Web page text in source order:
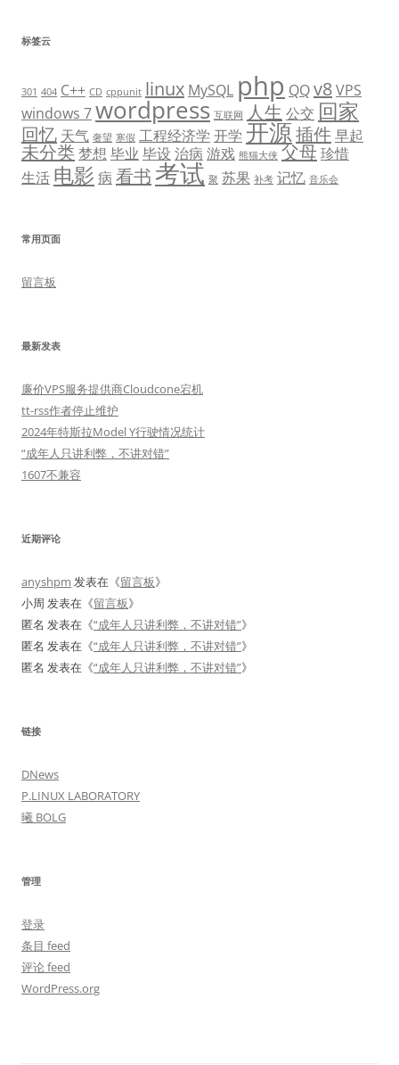
标签云
301 404 C++ CD cppunit linux MySQL php QQv8VPS
windows 7wordpress 互联网 人生 公交 回家
回忆 天气 奢望 寒假 工程经济学 开学 开源插件早起
未分类 梦想毕业毕设 治病 游戏 熊猫大侠 父母珍惜
生活 电影 病 看书 考试 聚 苏果 补考 记忆 音乐会
常用页面
留言板
最新发表
廉价VPS服务提供商Cloudcone宕机
tt-rss作者停止维护
2024年特斯拉Model Y行驶情况统计
“成年人只讲利弊，不讲对错”
1607不兼容
近期评论
anyshpm 发表在《留言板》
小周 发表在《留言板》
匿名 发表在《“成年人只讲利弊，不讲对错”》
匿名 发表在《“成年人只讲利弊，不讲对错”》
匿名 发表在《“成年人只讲利弊，不讲对错”》
链接
DNews
P.LINUX LABORATORY
曦 BOLG
管理
登录
条目 feed
评论 feed
WordPress.org